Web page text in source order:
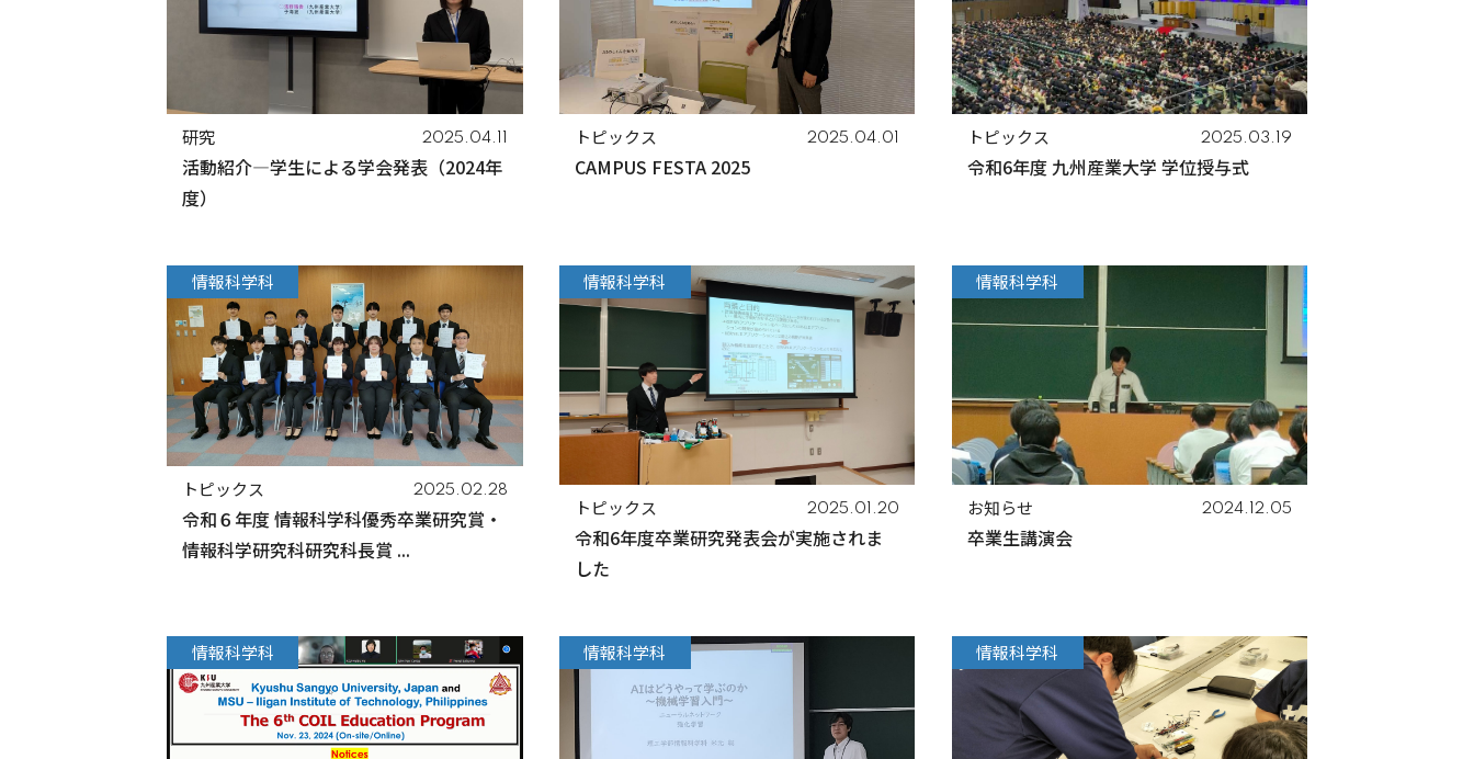
研究 2025.04.11
活動紹介―学生による学会発表（2024年
度）
トピックス 2025.04.01
CAMPUS FESTA 2025
トピックス 2025.03.19
令和6年度 九州産業大学 学位授与式
情報科学科
トピックス 2025.02.28
令和６年度 情報科学科優秀卒業研究賞・
情報科学研究科研究科長賞 ...
情報科学科
トピックス 2025.01.20
令和6年度卒業研究発表会が実施されま
した
情報科学科
お知らせ 2024.12.05
卒業生講演会
情報科学科 情報科学科 情報科学科